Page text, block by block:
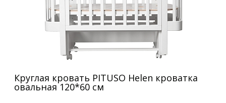
Круглая кровать PITUSO Helen кроватка
овальная 120*60 см